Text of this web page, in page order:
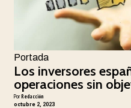
Portada
Los inversores
operaciones sin
PorRedacción
octubre 2, 2023